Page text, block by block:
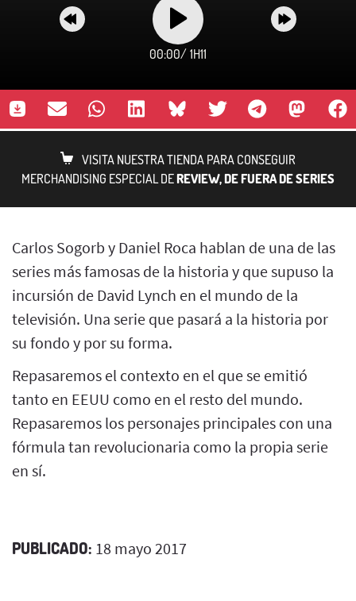
00:00/ 1H11
VISITA NUESTRA TIENDA PARA CONSEGUIR
MERCHANDISING ESPECIAL DEREVIEW, DE FUERA DE SERIES
Carlos Sogorb y Daniel Roca hablan de una de las
series más famosas de la historia y que supuso la
incursión de David Lynch en el mundo de la
televisión. Una serie que pasará a la historia por
su fondo y por su forma.
Repasaremos el contexto en el que se emitió
tanto en EEUU como en el resto del mundo.
Repasaremos los personajes principales con una
fórmula tan revolucionaria como la propia serie
en sí.
PUBLICADO: 18 mayo 2017